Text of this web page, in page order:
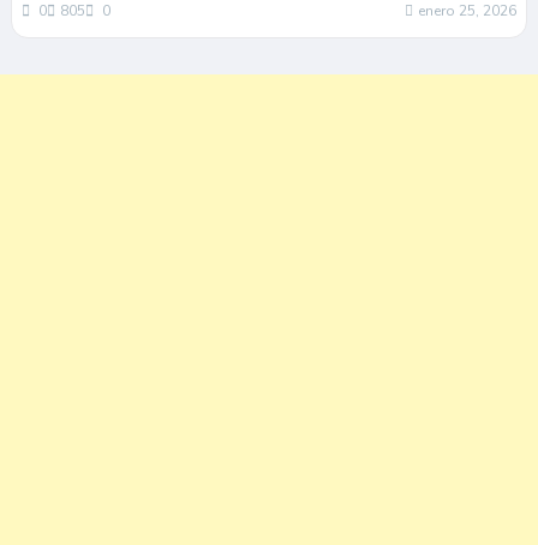
0 805 0 enero 25, 2026